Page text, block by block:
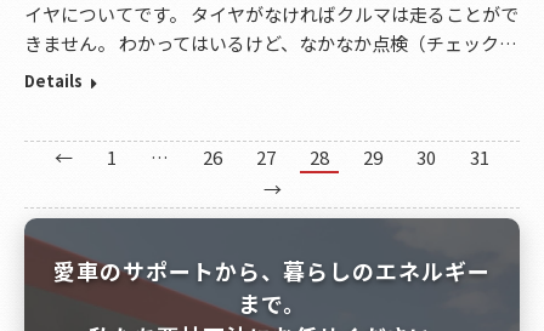
イヤについてです。 タイヤがなければクルマは走ることがで
きません。 わかってはいるけど、なかなか点検（チェック…
Details
← 1 … 26 27 28 29 30
31
→
愛車のサポートから、暮らしのエネルギー
まで。